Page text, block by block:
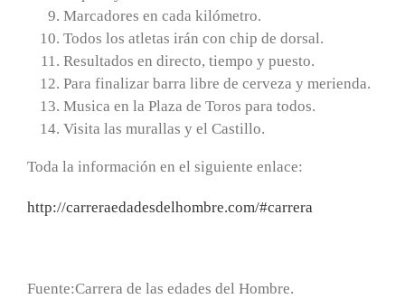
Marcadores en cada kilómetro.
Todos los atletas irán con chip de dorsal.
Resultados en directo, tiempo y puesto.
Para finalizar barra libre de cerveza y merienda.
Musica en la Plaza de Toros para todos.
Visita las murallas y el Castillo.
Toda la información en el siguiente enlace:
http://carreraedadesdelhombre.com/#carrera
Fuente:Carrera de las edades del Hombre.